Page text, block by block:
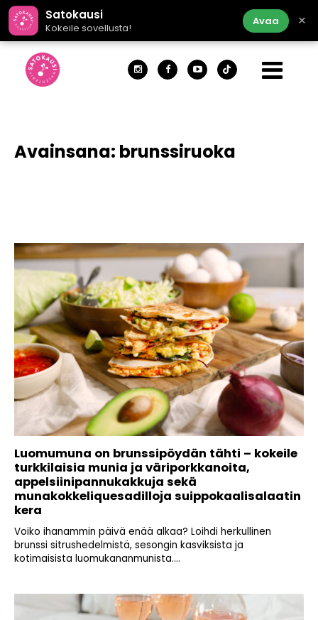
Satokausi
Kokeile sovellusta!
Avaa ×
Avainsana: brunssiruoka
Luomumuna on brunssipöydän tähti – kokeile
turkkilaisia munia ja väriporkkanoita,
appelsiinipannukakkuja sekä
munakokkeliquesadilloja suippokaalisalaatin
kera
Voiko ihanammin päivä enää alkaa? Loihdi herkullinen
brunssi sitrushedelmistä, sesongin kasviksista ja
kotimaisista luomukananmunista....